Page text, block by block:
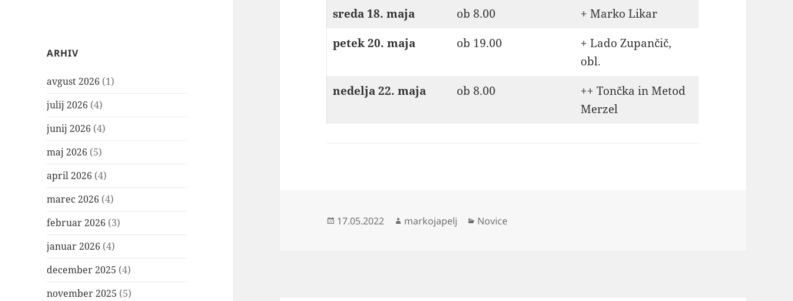
ARHIV
avgust 2026 (1)
julij 2026 (4)
junij 2026 (4)
maj 2026 (5)
april 2026 (4)
marec 2026 (4)
februar 2026 (3)
januar 2026 (4)
december 2025 (4)
november 2025 (5)
sreda 18. maja ob 8.00
+ Marko Likar
petek 20. maja ob 19.00
+ Lado Zupančič,
obl.
nedelja 22. maja
ob 8.00
++ Tončka in Metod
Merzel
Objavljeno
17.05.2022 Avtor
markojapelj Kategorije
Novice